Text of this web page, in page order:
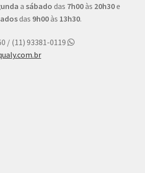
a sábado das 7h00às 20h30e
das 9h00às 13h30.
/ (11) 93381-0119